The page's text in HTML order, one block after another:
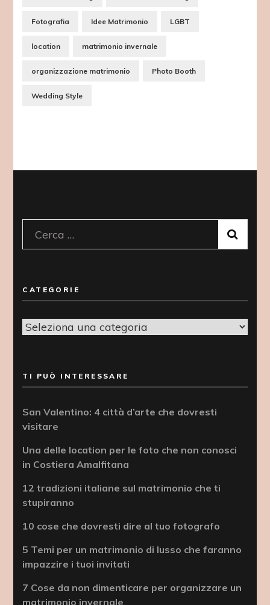
Fotografia Idee Matrimonio LGBT
location matrimonio invernale
organizzazione matrimonio Photo Booth
Wedding Style
Ricerca
per:
CATEGORIE
Categorie
TI PUÒ INTERESSARE
San Valentino: 4 città d’arte che dovresti
visitare
Una delle location per le foto che non conosci
in Costiera Amalfitana
12 tradizioni italiane sul matrimonio che ti
stupiranno
10 cose che dovresti dire al tuo fotografo
5 Temi per un matrimonio di lusso che faranno
impazzire i tuoi invitati
7 Cose da non dimenticare per organizzare un
matrimonio invernale